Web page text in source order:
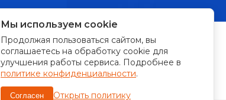
ПРИНИМАЕМ К ОПЛАТЕ:
Мы используем cookie
Продолжая пользоваться сайтом, вы
соглашаетесь на обработку cookie для
улучшения работы сервиса. Подробнее в
политике конфиденциальности.
Согласен Открыть политику